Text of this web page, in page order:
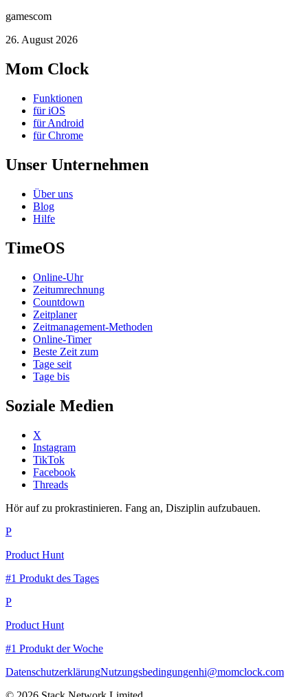
gamescom
26. August 2026
Mom Clock
Funktionen
für iOS
für Android
für Chrome
Unser Unternehmen
Über uns
Blog
Hilfe
TimeOS
Online-Uhr
Zeitumrechnung
Countdown
Zeitplaner
Zeitmanagement-Methoden
Online-Timer
Beste Zeit zum
Tage seit
Tage bis
Soziale Medien
X
Instagram
TikTok
Facebook
Threads
Hör auf zu prokrastinieren. Fang an, Disziplin aufzubauen.
P
Product Hunt
#1 Produkt des Tages
P
Product Hunt
#1 Produkt der Woche
DatenschutzerklärungNutzungsbedingungenhi@momclock.com